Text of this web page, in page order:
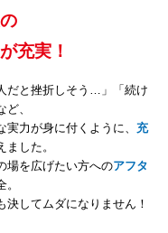
充実！
だと挫折しそう…」「続け
、
力が身に付くように、 充
ました。
場を広げたい方へのアフタ
してムダになりません！